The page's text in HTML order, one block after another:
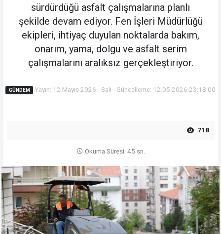
sürdürdüğü asfalt çalışmalarına planlı
şekilde devam ediyor. Fen İşleri Müdürlüğü
ekipleri, ihtiyaç duyulan noktalarda bakım,
onarım, yama, dolgu ve asfalt serim
çalışmalarını aralıksız gerçekleştiriyor.
GÜNDEM Yayın: 12 Mayıs 2026 - Salı - Güncelleme: 12.05.2026 23:18:00
718
Okuma Süresi: 45 sn.